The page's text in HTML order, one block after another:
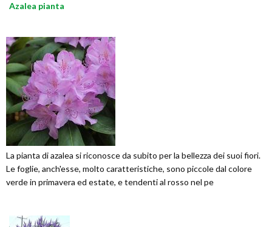
Azalea pianta
La pianta di azalea si riconosce da subito per la bellezza dei suoi fiori.
Le foglie, anch'esse, molto caratteristiche, sono piccole dal colore
verde in primavera ed estate, e tendenti al rosso nel pe